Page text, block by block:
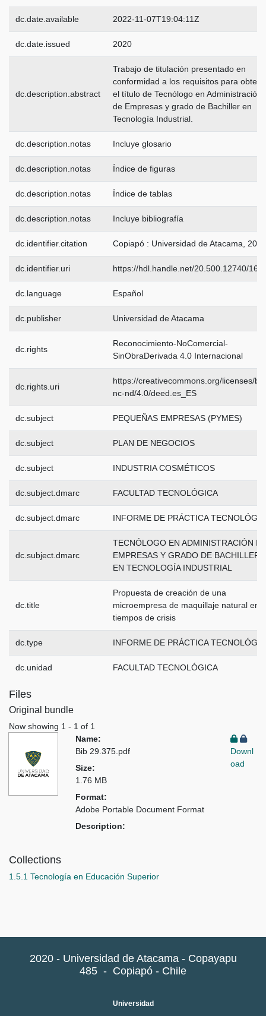
dc.date.available 2022-11-07T19:04:11Z
dc.date.issued 2020
dc.description.abstract
Trabajo de titulación presentado en
conformidad a los requisitos para
el título de Tecnólogo en Administración
de Empresas y grado de Bachiller en
Tecnología Industrial.
dc.description.notas Incluye glosario
dc.description.notas Índice de figuras
dc.description.notas Índice de tablas
dc.description.notas Incluye bibliografía
dc.identifier.citation Copiapó : Universidad de Atacama, 2020
dc.identifier.uri https://hdl.handle.net/20.500.12740/
dc.language Español
dc.publisher Universidad de Atacama
dc.rights
Reconocimiento-NoComercial-
SinObraDerivada 4.0 Internacional
dc.rights.uri
https://creativecommons.org/licenses/by-
nc-nd/4.0/deed.es_ES
dc.subject PEQUEÑAS EMPRESAS (PYMES)
dc.subject PLAN DE NEGOCIOS
dc.subject INDUSTRIA COSMÉTICOS
dc.subject.dmarc FACULTAD TECNOLÓGICA
dc.subject.dmarc INFORME DE PRÁCTICA
dc.subject.dmarc
TECNÓLOGO EN ADMINISTRACIÓN
EMPRESAS Y GRADO DE BACHILLER
EN TECNOLOGÍA INDUSTRIAL
dc.title
Propuesta de creación de una
microempresa de maquillaje natural en
tiempos de crisis
dc.type INFORME DE PRÁCTICA
dc.unidad FACULTAD TECNOLÓGICA
Files
Original bundle
Now showing 1 - 1 of 1
Name:
Bib 29.375.pdf
Size:
1.76 MB
Format:
Adobe Portable Document Format
Description:
Downl
oad
Collections
1.5.1 Tecnología en Educación Superior
2020 - Universidad de Atacama - Copayapu
485 - Copiapó - Chile
Universidad